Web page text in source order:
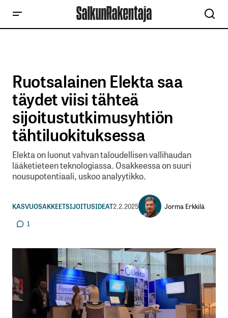
Ruotsalainen Elekta saa
täydet viisi tähteä
sijoitustutkimusyhtiön
tähtiluokituksessa
Elekta on luonut vahvan taloudellisen vallihaudan
lääketieteen teknologiassa. Osakkeessa on suuri
nousupotentiaali, uskoo analyytikko.
KASVUOSAKKEETSIJOITUSIDEAT2.2.2025
Jorma Erkkilä
1